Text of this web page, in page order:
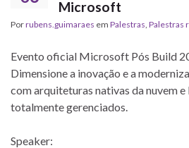
Microsoft
Porrubens.guimaraes em Palestras Palestras
Evento oficial Microsoft Pós Build
Dimensione a inovação e a
com arquiteturas nativas da nuvem e
totalmente gerenciados.
Speaker: